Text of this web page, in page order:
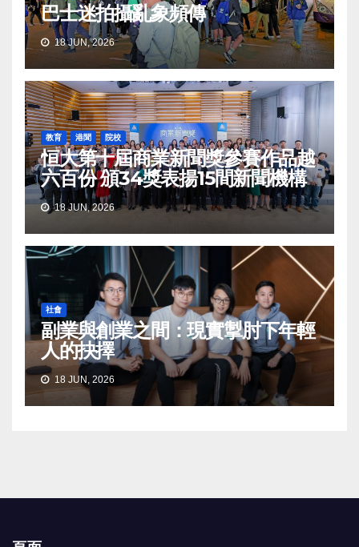
巴士迷拍攝亂象頻傳
18 JUN, 2026
教育 港聞 院校
恒大第十屆商業新聞獎參賽作品越
六百份 頒34獎表揚15間新聞機構
18 JUN, 2026
社會
副業與創業之間：現實掣肘下年輕
人的抉擇
18 JUN, 2026